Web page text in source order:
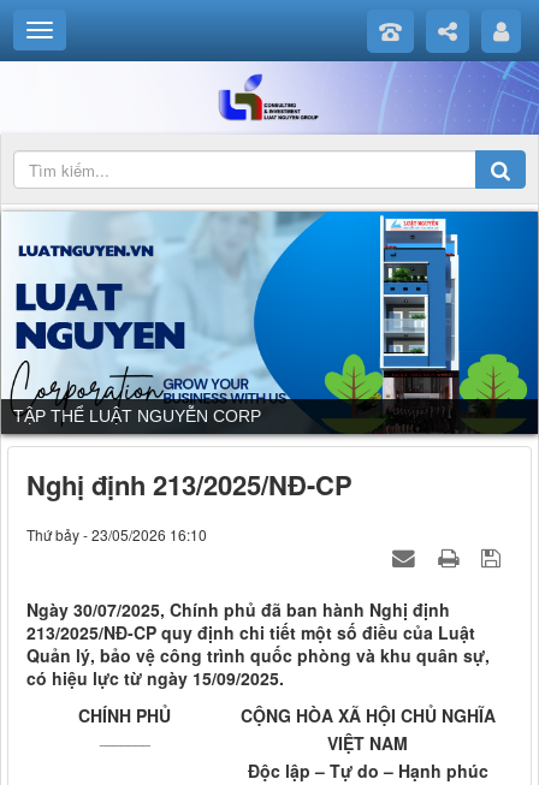
DỊCH VỤ CỦA LUẬT NGUYỄN CORP
Nghị định 213/2025/NĐ-CP
Thứ bảy - 23/05/2026 16:10
Ngày 30/07/2025, Chính phủ đã ban hành Nghị định
213/2025/NĐ-CP quy định chi tiết một số điều của Luật
Quản lý, bảo vệ công trình quốc phòng và khu quân sự,
có hiệu lực từ ngày 15/09/2025.
CHÍNH PHỦ
CỘNG HÒA XÃ HỘI CHỦ NGHĨA
VIỆT NAM
Độc lập – Tự do – Hạnh phúc